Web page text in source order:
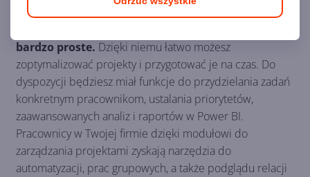
bardzo proste. Dzięki niemu łatwo możesz
zoptymalizować projekty i przygotować je na czas. Do
dyspozycji będziesz miał funkcje do przydzielania zadań
konkretnym pracownikom, ustalania priorytetów,
zaawansowanych analiz i raportów w Power BI.
Pracownicy w Twojej firmie dzięki modułowi do
zarządzania projektami zyskają narzędzia do
automatyzacji, prac grupowych, a także podglądu relacji